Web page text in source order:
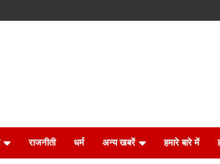
राजनीती धर्म अन्य खबरें हमारे बारे में